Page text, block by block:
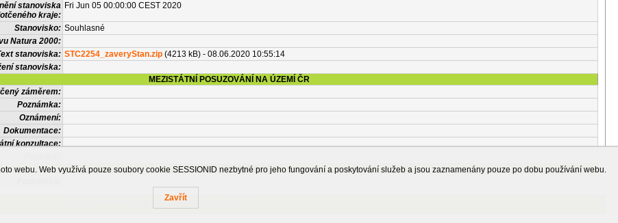
stanoviska
kraje:
Fri Jun 05 00:00:00 CEST 2020
Stanovisko: Souhlasné
Natura 2000:
stanoviska: STC2254_zaveryStan.zip (4213 kB) - 08.06.2020 10:55:14
stanoviska:
MEZISTÁTNÍ POSUZOVÁNÍ NA ÚZEMÍ ČR
záměrem:
Poznámka:
Oznámení:
Dokumentace:
konzultace:
OSTATNÍ INFORMACE
Česká informační agentura životního prostředí
webu. Web využívá pouze soubory cookie SESSIONID nezbytné pro jeho fungování a poskytování služeb a jsou zaznamenány pouze po dobu používání webu.
Zavřít